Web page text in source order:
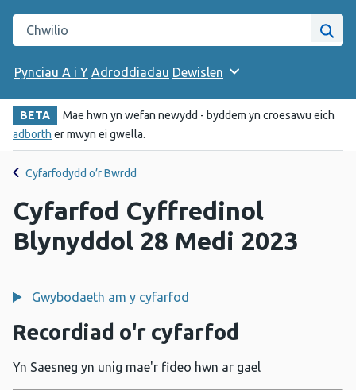
Newid iaith y wefan
Chwilio gwefan Iechyd Cyhoeddus Cymru
Pynciau A i Y Adroddiadau Dewislen
BETA
Mae hwn yn wefan newydd - byddem yn croesawu eich
adborth er mwyn ei gwella.
Cyfarfodydd o’r Bwrdd
Cyfarfod Cyffredinol
Blynyddol 28 Medi 2023
Gwybodaeth am y cyfarfod
Recordiad o'r cyfarfod
Yn Saesneg yn unig mae'r fideo hwn ar gael